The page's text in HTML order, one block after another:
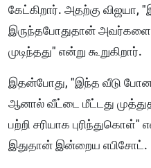
கேட்கிறார். அதற்கு
இருந்தபோதுதான் அவர்களைப்
முடிந்தது" என்று கூறுகிறார்.
இதன்போது, "இந்த வீடு
ஆனால் வீட்டை மீட்டது
பற்றி சரியாக புரிந்துகொள்"
இதுதான் இன்றைய எபிசோட்.